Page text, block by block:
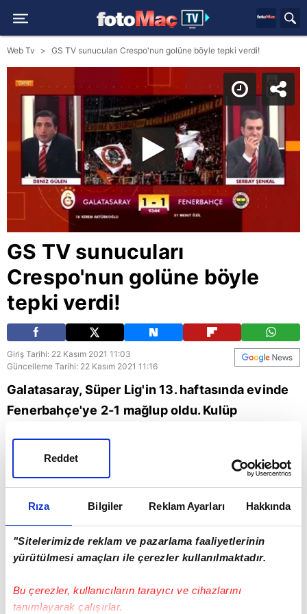
Rıza Bilgiler Reklam Ayarları Hakkında
"Sitelerimizde reklam ve pazarlama faaliyetlerinin
yürütülmesi amaçları ile çerezler kullanılmaktadır.
Bu çerezler, kullanıcıların tarayıcı ve cihazlarını
tanımlayarak çalışırlar.
Reddet
Web Tv GS TV sunucuları Crespo'nun golüne böyle tepki verdi!
GS TV sunucuları
Crespo'nun golüne böyle
tepki verdi!
Giriş Tarihi: 22 Kasım 2021 11:03
Güncelleme Tarihi: 22 Kasım 2021 11:16
Galatasaray, Süper Lig'in 13. haftasında evinde
Fenerbahçe'ye 2-1 mağlup oldu. Kulüp
Crespo'nun 90+4. dakikada attığı golden sonra
sunucular Deniz Güler ve Serbay Şenkal'ın
tepkileri gündem oldu. İşte o tepkiler!
Galatasaray